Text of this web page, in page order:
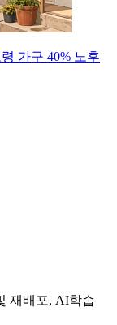
가구 40% 노후
재배포, AI학습